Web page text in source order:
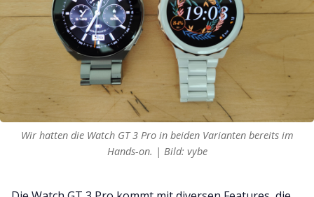
Wir hatten die Watch GT 3 Pro in beiden Varianten bereits im
Hands-on. | Bild: vybe